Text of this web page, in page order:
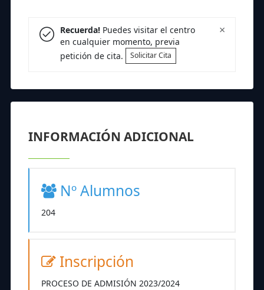
×
Recuerda!Puedes visitar el centro
en cualquier momento, previa
petición de cita.
Solicitar Cita
INFORMACIÓN ADICIONAL
Nº Alumnos
204
Inscripción
PROCESO DE ADMISIÓN 2023/2024